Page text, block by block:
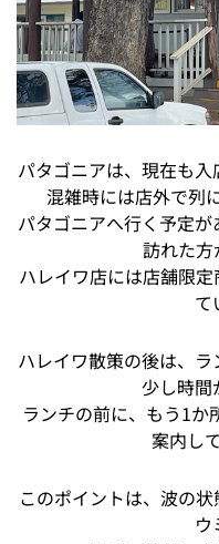
パタゴニアは、現在も入
混雑時には店外で列
パタゴニアへ行く予定
訪れた方
ハレイワ店には店舗限
て
ハレイワ散策の後は、
少し時間
ランチの前に、もう1か
案内し
このポイントは、波の
ウ